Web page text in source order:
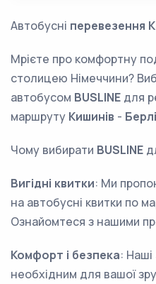
Автобусні перевезення
Мрієте про комфортну
столицею Німеччини?
автобусом BUSLINE для
маршруту Кишинів -
Чому вибирати BUSLINE
Вигідні квитки: Ми
на автобусні квитки по
Ознайомтеся з нашими
Комфорт і безпека:
необхідним для вашої